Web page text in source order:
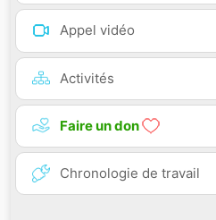
Appel vidéo
Activités
Faire un don
Chronologie de travail